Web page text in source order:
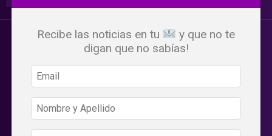
Recibe las noticias en tu
y que no te
digan que no sabías!